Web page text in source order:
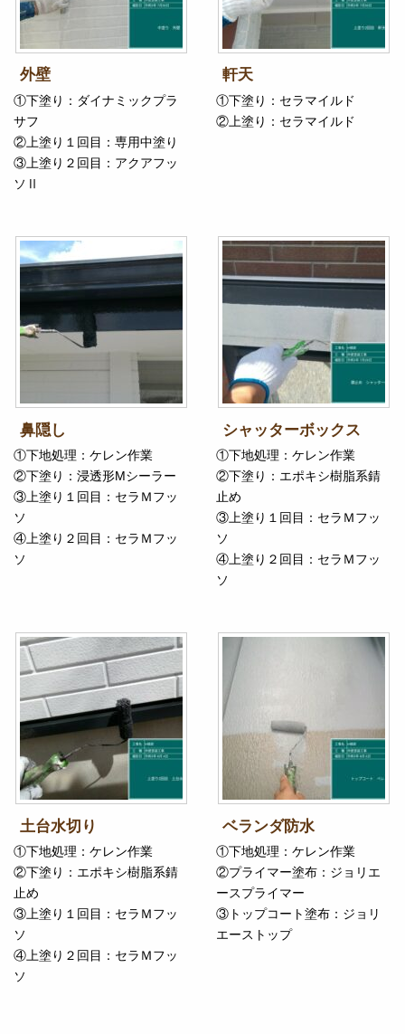
外壁
①下塗り：ダイナミックプラ
サフ
②上塗り１回目：専用中塗り
③上塗り２回目：アクアフッ
ソⅡ
軒天
①下塗り：セラマイルド
②上塗り：セラマイルド
鼻隠し
①下地処理：ケレン作業
②下塗り：浸透形Mシーラー
③上塗り１回目：セラＭフッ
ソ
④上塗り２回目：セラＭフッ
ソ
シャッターボックス
①下地処理：ケレン作業
②下塗り：エポキシ樹脂系錆
止め
③上塗り１回目：セラＭフッ
ソ
④上塗り２回目：セラＭフッ
ソ
土台水切り
①下地処理：ケレン作業
②下塗り：エポキシ樹脂系錆
止め
③上塗り１回目：セラＭフッ
ソ
④上塗り２回目：セラＭフッ
ソ
ベランダ防水
①下地処理：ケレン作業
②プライマー塗布：ジョリエ
ースプライマー
③トップコート塗布：ジョリ
エーストップ